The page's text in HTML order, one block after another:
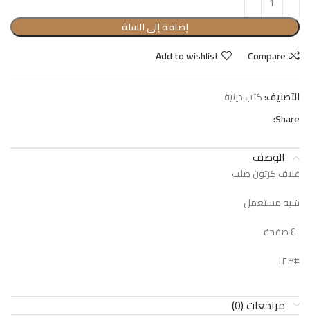
إضافة إلى السلة
Compare
Add to wishlist
التصنيف:كتب دينية
Share:
الوصف
غلاف كرتون صلب
شبه مستعمل
٤٠٠ صفحة
#١٢٣
مراجعات (0)